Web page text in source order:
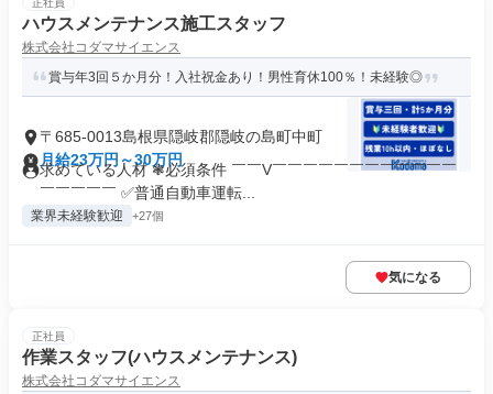
正社員
ハウスメンテナンス施工スタッフ
株式会社コダマサイエンス
賞与年3回５か月分！入社祝金あり！男性育休100％！未経験◎
〒685-0013島根県隠岐郡隠岐の島町中町
月給23万円～30万円
求めている人材 ❃必須条件 ￣￣V￣￣￣￣￣￣￣￣￣￣￣￣
￣￣￣￣￣ ✅普通自動車運転...
業界未経験歓迎 +27個
気になる
正社員
作業スタッフ(ハウスメンテナンス)
株式会社コダマサイエンス